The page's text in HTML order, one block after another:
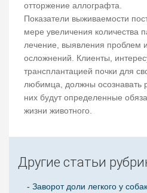
отторжение аллографта.
Показатели выживаемости
мере увеличения количества
лечение, выявления проблем
осложнений. Клиенты,
трансплантацией почки для
любимца, должны осознавать
них будут определенные
жизни животного.
Другие статьи
- Заворот доли легкого у